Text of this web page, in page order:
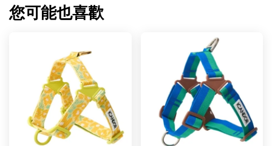
您可能也喜歡